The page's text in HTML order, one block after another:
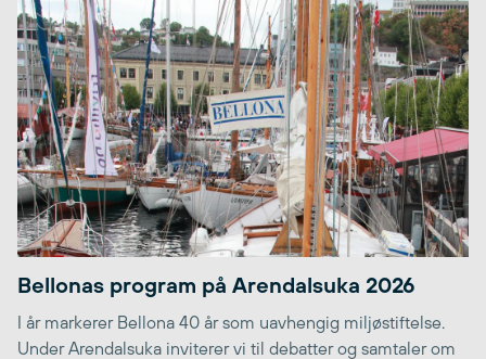
Bellonas program på Arendalsuka 2026
I år markerer Bellona 40 år som uavhengig miljøstiftelse.
Under Arendalsuka inviterer vi til debatter og samtaler om